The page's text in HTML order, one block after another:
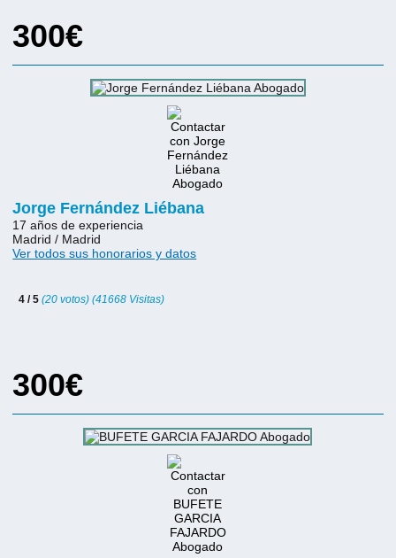
300€
Jorge Fernández Liébana
17 años de experiencia
Madrid / Madrid
Ver todos sus honorarios y datos
4 / 5(20 votos) (41668 Visitas)
300€